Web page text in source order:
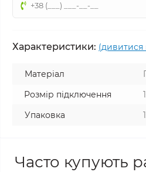
Характеристики: (дивитися
Матеріал
Розмір підключення
Упаковка
Часто купують